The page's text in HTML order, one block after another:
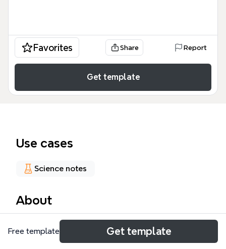
Favorites Share Report
Get template
Use cases
Science notes
About
Die Konzeptkarte 'Was tut mir gut, was tut anderen
gut?' umfasst 159 Knoten und untersucht
Free template Get template